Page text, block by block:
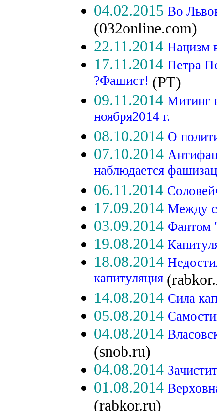
04.02.2015 Во
(032online.com)
22.11.2014 Нацизм
17.11.2014 Петра
?Фашист! (РТ)
09.11.2014 Митинг
ноября2014 г.
08.10.2014 О
07.10.2014
наблюдается
06.11.2014
17.09.2014 Между
03.09.2014 Фантом
19.08.2014
18.08.2014
капитуляция
14.08.2014 Сила
05.08.2014
04.08.2014
(snob.ru)
04.08.2014
01.08.2014
(rabkor.ru)